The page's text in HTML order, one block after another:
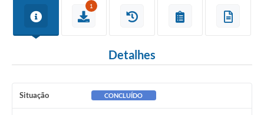
Contato
REQUERIMENTO DE RESTITUIÇÃO DA TAXA DE INSCRIÇÃO
QUESTIONÁRIO PPA 2026/2029, LDO 2026 e LOA 2026
Ouvidoria
1
Detalhes
Situação CONCLUÍDO